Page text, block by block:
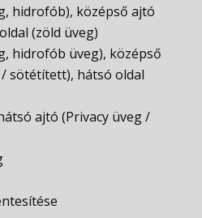
hidrofób), középső ajtó
(zöld üveg)
hidrofób üveg), középső
sötétített), hátsó oldal
ajtó (Privacy üveg /